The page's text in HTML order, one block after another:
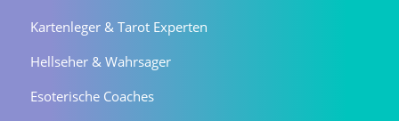
Kartenleger & Tarot Experten
Hellseher & Wahrsager
Esoterische Coaches